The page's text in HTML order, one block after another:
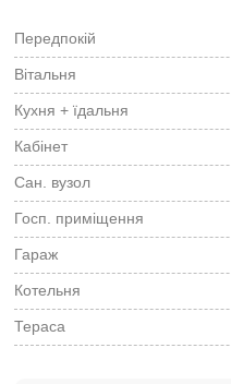
Передпокій
Вітальня
Кухня + їдальня
Кабінет
Сан. вузол
Госп. приміщення
Гараж
Котельня
Тераса